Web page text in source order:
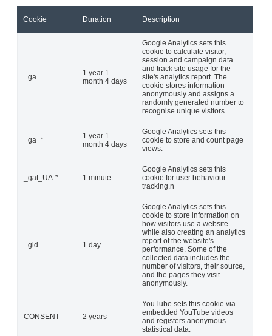
Cookie Duration Description
_ga
1 year 1
month 4 days
Google Analytics sets this
cookie to calculate visitor,
session and campaign data
and track site usage for the
site's analytics report. The
cookie stores information
anonymously and assigns a
randomly generated number to
recognise unique visitors.
_ga_*
1 year 1
month 4 days
Google Analytics sets this
cookie to store and count page
views.
_gat_UA-* 1 minute
Google Analytics sets this
cookie for user behaviour
tracking.n
_gid 1 day
Google Analytics sets this
cookie to store information on
how visitors use a website
while also creating an analytics
report of the website's
performance. Some of the
collected data includes the
number of visitors, their source,
and the pages they visit
anonymously.
CONSENT 2 years
YouTube sets this cookie via
embedded YouTube videos
and registers anonymous
statistical data.